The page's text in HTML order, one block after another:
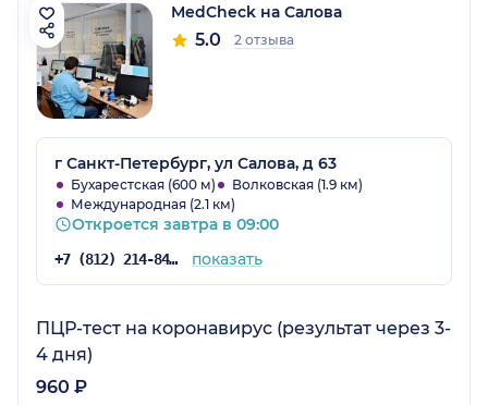
MedCheck на Салова
5.0 2 отзыва
г Санкт-Петербург, ул Салова, д 63
Бухарестская (600 м)
Волковская (1.9 км)
Международная (2.1 км)
Откроется завтра в 09:00
+7 (812) 214-84-90 показать
ПЦР-тест на коронавирус (результат через 3-
4 дня)
960 ₽